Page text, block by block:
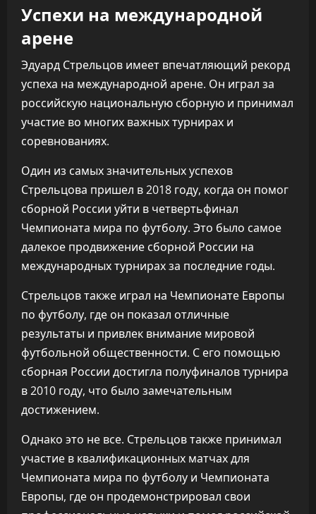
Успехи на международной
арене
Эдуард Стрельцов имеет впечатляющий рекорд
успеха на международной арене. Он играл за
российскую национальную сборную и принимал
участие во многих важных турнирах и
соревнованиях.
Один из самых значительных успехов
Стрельцова пришел в 2018 году, когда он помог
сборной России уйти в четвертьфинал
Чемпионата мира по футболу. Это было самое
далекое продвижение сборной России на
международных турнирах за последние годы.
Стрельцов также играл на Чемпионате Европы
по футболу, где он показал отличные
результаты и привлек внимание мировой
футбольной общественности. С его помощью
сборная России достигла полуфиналов турнира
в 2010 году, что было замечательным
достижением.
Однако это не все. Стрельцов также принимал
участие в квалификационных матчах для
Чемпионата мира по футболу и Чемпионата
Европы, где он продемонстрировал свои